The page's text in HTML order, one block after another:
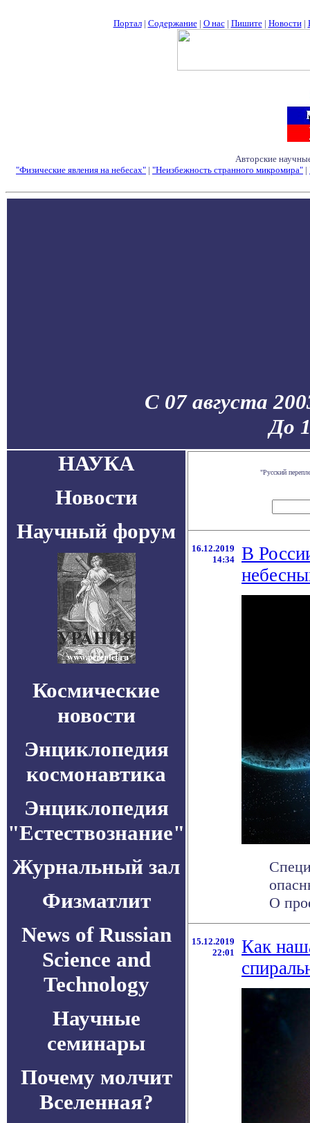
Портал| Содержание| О нас| Пишите| Новости|
Авторские
"Физические явления на небесах" | "Неизбежность странного микромира" |
С 07 августа
До
НАУКА
Новости
Научный форум
Космические
новости
Энциклопедия
космонавтика
Энциклопедия
"Естествознание"
Журнальный зал
Физматлит
News of Russian
Science and
Technology
Научные
семинары
Почему молчит
Вселенная?
"Русский
16.12.2019
14:34
В
О
15.12.2019
22:01
Как